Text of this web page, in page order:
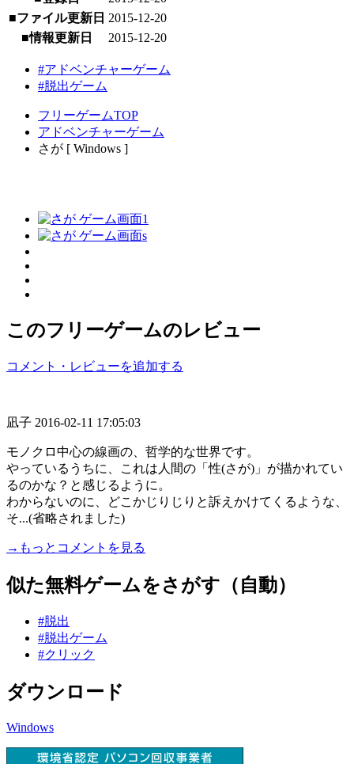
■ファイル更新日 2015-12-20
■情報更新日
2015-12-20
#アドベンチャーゲーム
#脱出ゲーム
フリーゲームTOP
アドベンチャーゲーム
さが [ Windows ]
このフリーゲームのレビュー
コメント・レビューを追加する
凪子 2016-02-11 17:05:03
モノクロ中心の線画の、哲学的な世界です。
やっているうちに、これは人間の「性(さが)」が描かれてい
るのかな？と感じるように。
わからないのに、どこかじりじりと訴えかけてくるような、
そ...(省略されました)
→もっとコメントを見る
似た無料ゲームをさがす（自動）
#脱出
#脱出ゲーム
#クリック
ダウンロード
Windows